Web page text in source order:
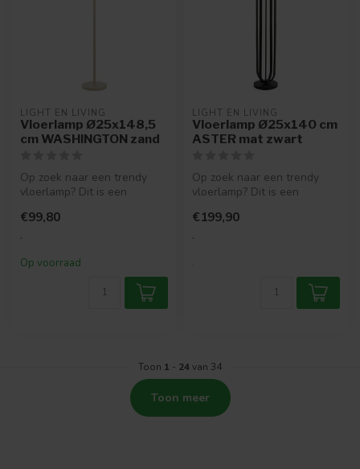
LIGHT EN LIVING
Vloerlamp Ø25x148,5
cm WASHINGTON zand
Op zoek naar een trendy
vloerlamp? Dit is een
past in v...
€99,80
.
Op voorraad
LIGHT EN LIVING
Vloerlamp Ø25x140 cm
ASTER mat zwart
Op zoek naar een trendy
vloerlamp? Dit is een
verschill...
€199,90
.
.
Toon 1 - 24van 34
Toon meer